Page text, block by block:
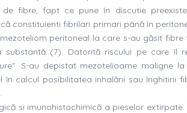
fibre, fapt ce pune în discutie
constituienti fibrilari primari până în
peritoneal la care s-au găsit fibre
(7). Datorită riscului pe care îl
S-au depistat mezotelioame maligne la
calcul posibilitatea inhalării sau înghitirii
si imunohistochimică a pieselor extirpate.